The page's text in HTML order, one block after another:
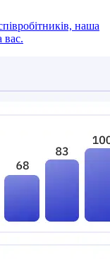
наша
вас.